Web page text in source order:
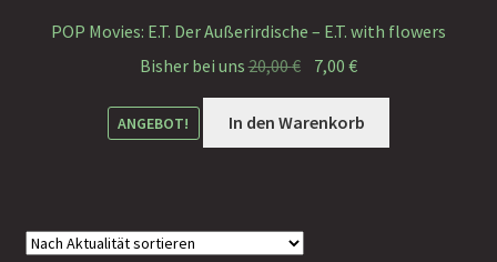
Faramotos Sammelmünzen – Das Belohnungssystem für
wahre Passagiere
POP Movies: E.T. Der Außerirdische – E.T. with flowers
Bisher bei uns20,00€ Ursprünglicher
Preis
war:
20,00 €
7,00€Aktueller
Preis
ist:
7,00 €.
ANGEBOT! In den Warenkorb